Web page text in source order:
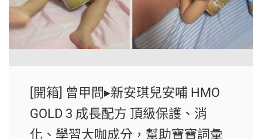
[開箱] 曾甲問▸新安琪兒安哺 HMO
GOLD 3 成長配方 頂級保護、消
化、學習大咖成分，幫助寶寶詞彙